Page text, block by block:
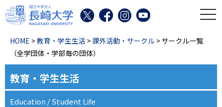
HOME >教育・学生生活 > 課外活動・サークル > サークル一覧
（全学団体・学部毎の団体）
教育・学生生活
Education / Student Life